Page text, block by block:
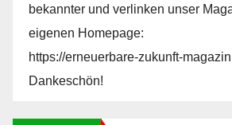
bekannter und verlinken unser
eigenen Homepage:
https://erneuerbare-zukunft-
Dankeschön!